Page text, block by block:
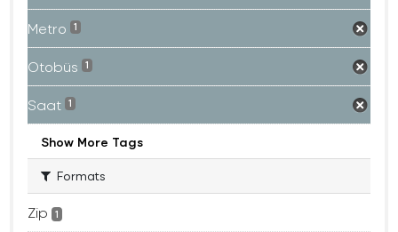
Metro 1
Otobüs 1
Saat 1
Show More Tags
Formats
Zip 1